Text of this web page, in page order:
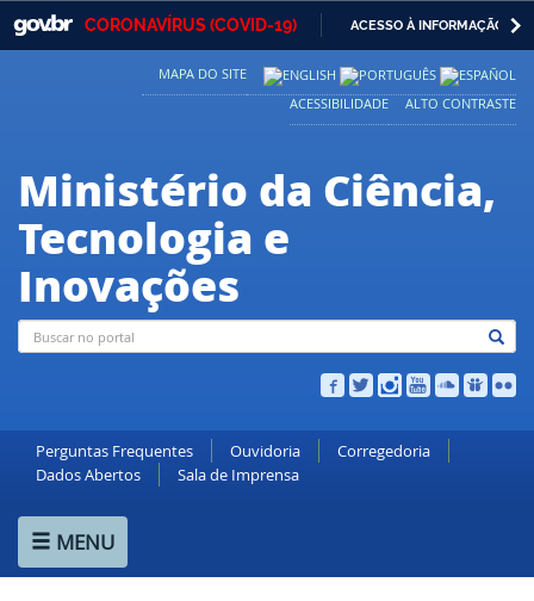
PARA
CONTEÚDO
GOVBR
CORONAVÍRUS (COVID-19) ACESSO À INFORMAÇÃO
Casa Civil
Ministério da Justiça e Segurança Pública
Ministério das Relações Exteriores
Ministério da Economia
Ministério da Infraestrutura
Ministério da Agricultura, Pecuária e Abastecimento
Ministério de Minas e Energia
MAPA DO SITE
ALTO CONTRASTE
ACESSIBILIDADE
Ministério da Ciência,
Tecnologia e
Inovações
Perguntas Frequentes Ouvidoria
Corregedoria
Dados Abertos
Sala de Imprensa
MENU